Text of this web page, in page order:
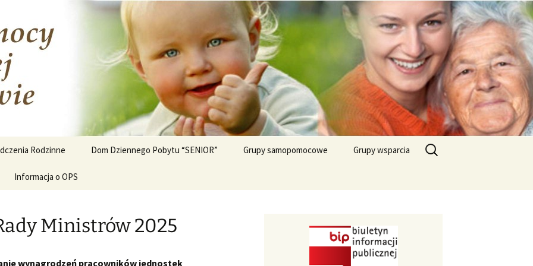
w Wyszkowie
Rodzinne
Działu
Rodzinnych
paliwa
w 2023 r.
Dom Dziennego Pobytu “SENIOR” Grupy samopomocowe Grupy wsparcia
Grupa wsparcia dla osób
chorych na Stwardnienie
Informacja o OPS
Search
for:
Ministrów 2025
wynagrodzeń pracowników jednostek